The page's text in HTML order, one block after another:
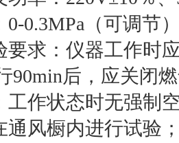
0-0.3MPa（可调节
要求：仪器工作时
90min后，应关闭
工作状态时无强制
通风橱内进行试验